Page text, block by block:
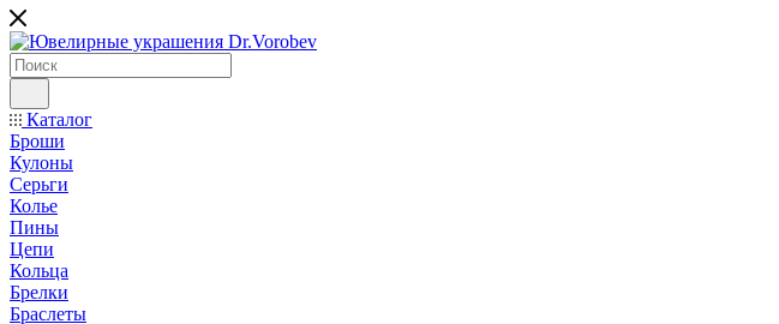
Каталог
Броши
Кулоны
Серьги
Колье
Пины
Цепи
Кольца
Брелки
Браслеты